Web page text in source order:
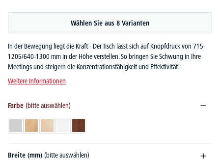
Wählen Sie aus 8 Varianten
In der Bewegung liegt die Kraft - Der Tisch lässt sich auf Knopfdruck von 715-
1205/640-1300 mm in der Höhe verstellen. So bringen Sie Schwung in Ihre
Meetings und steigern die Konzentrationsfähigkeit und Effektivität!
Weitere Informationen
Farbe (bitte auswählen)
Breite (mm) (bitte auswählen)